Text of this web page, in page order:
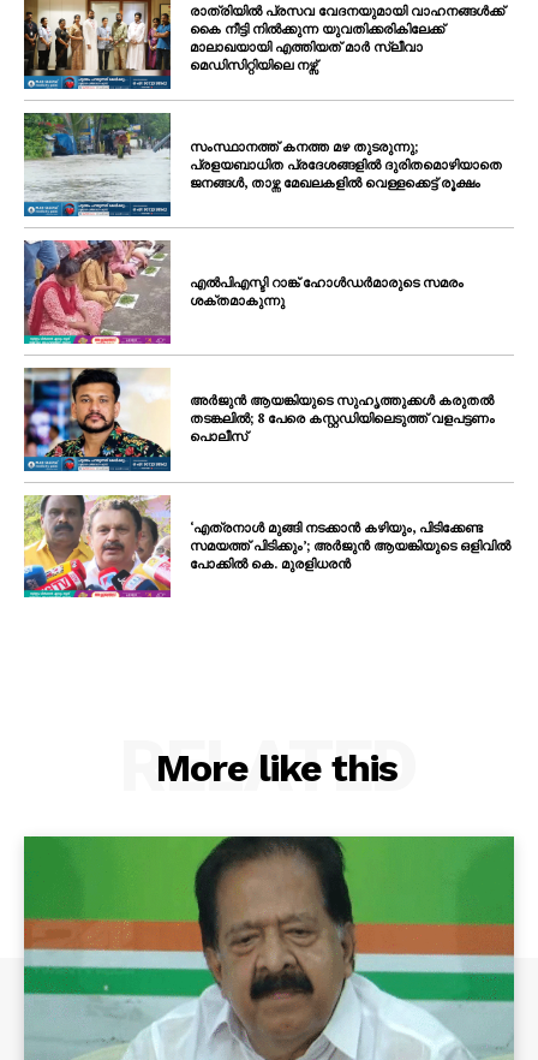
രാത്രിയിൽ പ്രസവ വേദനയുമായി വാഹനങ്ങൾക്ക്
കൈ നീട്ടി നിൽക്കുന്ന യുവതിക്കരികിലേക്ക്
മാലാഖയായി എത്തിയത് മാർ സ്ലീവാ
മെഡിസിറ്റിയിലെ നഴ്സ്
സംസ്ഥാനത്ത് കനത്ത മഴ തുടരുന്നു;
പ്രളയബാധിത പ്രദേശങ്ങളിൽ ദുരിതമൊഴിയാതെ
ജനങ്ങൾ, താഴ്ന്ന മേഖലകളിൽ വെള്ളക്കെട്ട് രൂക്ഷം
എൽപിഎസ്ടി റാങ്ക് ഹോൾഡർമാരുടെ സമരം
ശക്തമാകുന്നു
അർജുൻ ആയങ്കിയുടെ സുഹൃത്തുക്കൾ കരുതൽ
തടങ്കലിൽ; 8 പേരെ കസ്റ്റഡിയിലെടുത്ത് വളപട്ടണം
പൊലീസ്
‘എത്രനാൾ മുങ്ങി നടക്കാൻ കഴിയും, പിടിക്കേണ്ട
സമയത്ത് പിടിക്കും’; അർജുൻ ആയങ്കിയുടെ ഒളിവിൽ
പോക്കിൽ കെ. മുരളിധരൻ
More like this
RELATED